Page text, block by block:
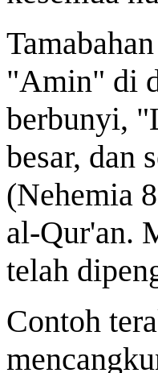
"Amin" di
berbunyi,
besar, dan
(Nehemia
al-Qur'an.
telah
Contoh